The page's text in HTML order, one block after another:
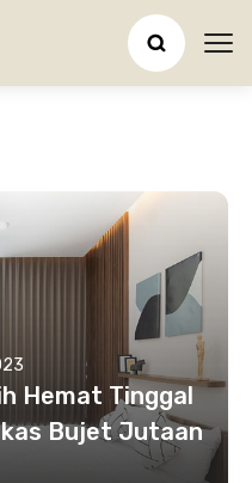
Hemat Tinggal
Bujet Jutaan